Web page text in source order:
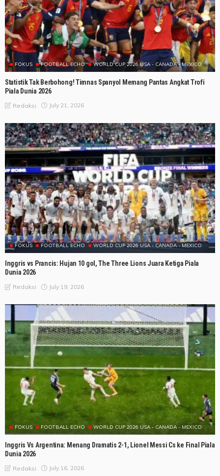
FOKUS FOOTBALL ECHO WORLD CUP 2026 USA - CANADA - MEXICO
Statistik Tak Berbohong! Timnas Spanyol Memang Pantas Angkat Trofi
Piala Dunia 2026
Redaksi July 21, 2026
FOKUS FOOTBALL ECHO WORLD CUP 2026 USA - CANADA - MEXICO
Inggris vs Prancis: Hujan 10 gol, The Three Lions Juara Ketiga Piala
Dunia 2026
Redaksi July 19, 2026
FOKUS FOOTBALL ECHO WORLD CUP 2026 USA - CANADA - MEXICO
Inggris Vs Argentina: Menang Dramatis 2-1, Lionel Messi Cs ke Final Piala
Dunia 2026
Redaksi July 16, 2026